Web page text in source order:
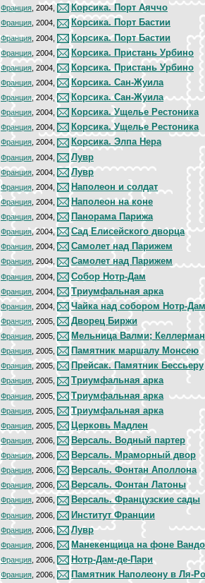
Франция , 2004, Корсика. Порт Аяччо
Франция , 2004, Корсика. Порт Бастии
Франция , 2004, Корсика. Порт Бастии
Франция , 2004, Корсика. Пристань Урбино
Франция , 2004, Корсика. Пристань Урбино
Франция , 2004, Корсика. Сан-Жуила
Франция , 2004, Корсика. Сан-Жуила
Франция , 2004, Корсика. Ущелье Рестоника
Франция , 2004, Корсика. Ущелье Рестоника
Франция , 2004, Корсика. Элпа Нера
Франция , 2004, Лувр
Франция , 2004, Лувр
Франция , 2004, Наполеон и солдат
Франция , 2004, Наполеон на коне
Франция , 2004, Панорама Парижа
Франция, 2004, Сад Елисейского дворца
Франция , 2004, Самолет над Парижем
Франция , 2004, Самолет над Парижем
Франция , 2004, Собор Нотр-Дам
Франция , 2004, Триумфальная арка
Франция , 2004, Чайка над собором Нотр-Дам
Франция, 2005, Дворец Биржи
Франция , 2005, Мельница Валми; Келлерман
Франция , 2005, Памятник маршалу Монсею
Франция , 2005, Прейсак. Памятник Бессьеру
Франция , 2005, Триумфальная арка
Франция , 2005, Триумфальная арка
Франция , 2005, Триумфальная арка
Франция , 2005, Церковь Мадлен
Франция , 2006, Версаль. Водный партер
Франция, 2006, Версаль. Мраморный двор
Франция , 2006, Версаль. Фонтан Аполлона
Франция , 2006, Версаль. Фонтан Латоны
Франция , 2006, Версаль. Французские сады
Франция , 2006, Институт Франции
Франция , 2006, Лувр
Франция , 2006, Манекенщица на фоне
Франция , 2006, Нотр-Дам-де-Пари
Франция , 2006, Памятник Наполеону в Ля-